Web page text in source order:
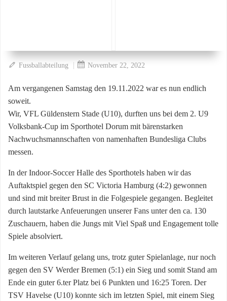
Fussballabteilung | November 22, 2022
Am vergangenen Samstag den 19.11.2022 war es nun endlich
soweit.
Wir, VFL Güldenstern Stade (U10), durften uns bei dem 2. U9
Volksbank-Cup im Sporthotel Dorum mit bärenstarken
Nachwuchsmannschaften von namenhaften Bundesliga Clubs
messen.
In der Indoor-Soccer Halle des Sporthotels haben wir das
Auftaktspiel gegen den SC Victoria Hamburg (4:2) gewonnen
und sind mit breiter Brust in die Folgespiele gegangen. Begleitet
durch lautstarke Anfeuerungen unserer Fans unter den ca. 130
Zuschauern, haben die Jungs mit Viel Spaß und Engagement tolle
Spiele absolviert.
Im weiteren Verlauf gelang uns, trotz guter Spielanlage, nur noch
gegen den SV Werder Bremen (5:1) ein Sieg und somit Stand am
Ende ein guter 6.ter Platz bei 6 Punkten und 16:25 Toren. Der
TSV Havelse (U10) konnte sich im letzten Spiel, mit einem Sieg